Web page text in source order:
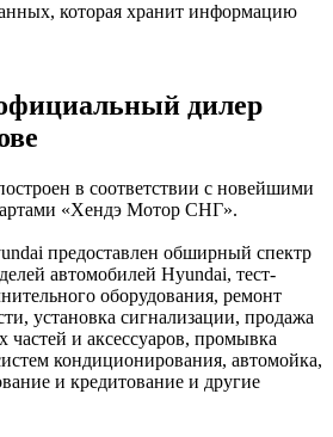
которая хранит информацию
дилер
в соответствии с новейшими
«Хендэ Мотор СНГ».
предоставлен обширный спектр
автомобилей Hyundai, тест-
оборудования, ремонт
установка сигнализации, продажа
частей и аксессуаров, промывка
кондиционирования, автомойка,
и кредитование и другие